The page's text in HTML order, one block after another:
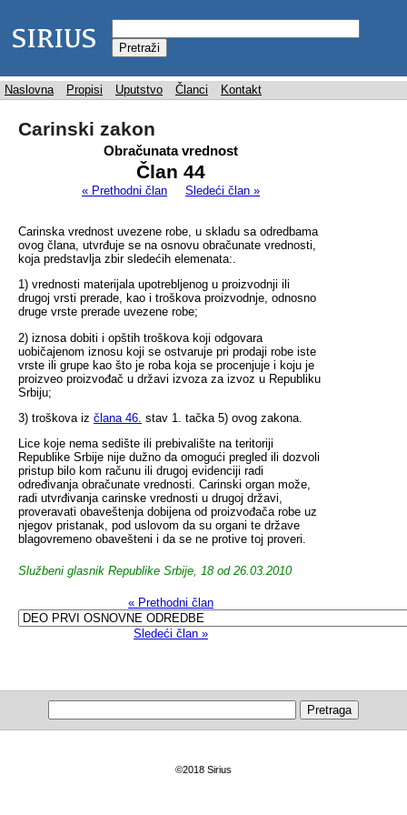
Naslovna Propisi Uputstvo Članci Kontakt
Carinski zakon
Obračunata vrednost
Član 44
« Prethodni član Sledeći član »
Carinska vrednost uvezene robe, u skladu sa odredbama
ovog člana, utvrđuje se na osnovu obračunate vrednosti,
koja predstavlja zbir sledećih elemenata:.
1) vrednosti materijala upotrebljenog u proizvodnji ili
drugoj vrsti prerade, kao i troškova proizvodnje, odnosno
druge vrste prerade uvezene robe;
2) iznosa dobiti i opštih troškova koji odgovara
uobičajenom iznosu koji se ostvaruje pri prodaji robe iste
vrste ili grupe kao što je roba koja se procenjuje i koju je
proizveo proizvođač u državi izvoza za izvoz u Republiku
Srbiju;
3) troškova iz člana 46. stav 1. tačka 5) ovog zakona.
Lice koje nema sedište ili prebivalište na teritoriji
Republike Srbije nije dužno da omogući pregled ili dozvoli
pristup bilo kom računu ili drugoj evidenciji radi
određivanja obračunate vrednosti. Carinski organ može,
radi utvrđivanja carinske vrednosti u drugoj državi,
proveravati obaveštenja dobijena od proizvođača robe uz
njegov pristanak, pod uslovom da su organi te države
blagovremeno obavešteni i da se ne protive toj proveri.
Službeni glasnik Republike Srbije, 18 od 26.03.2010
« Prethodni član
Sledeći član »
©2018 Sirius